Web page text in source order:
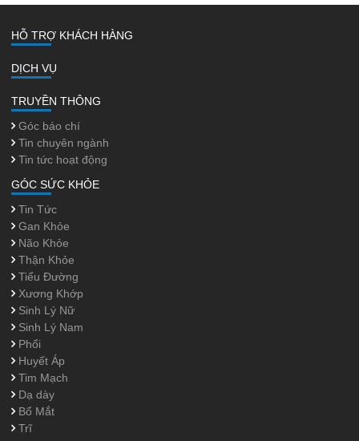
HỖ TRỢ KHÁCH HÀNG
DỊCH VỤ
TRUYỀN THÔNG
Góc báo chí
Tin chuyên ngành
Tin tức hoạt động
GÓC SỨC KHỎE
Tin Tức
Gan Khỏe
Não Khỏe
Thận Khỏe
Tiểu Đường
Xương Khớp
Sinh Lý Nữ
Sinh Lý Nam
Phổi
Huyết Áp
Tim Mạch
Dạ dày
Bổ Mắt
Trĩ